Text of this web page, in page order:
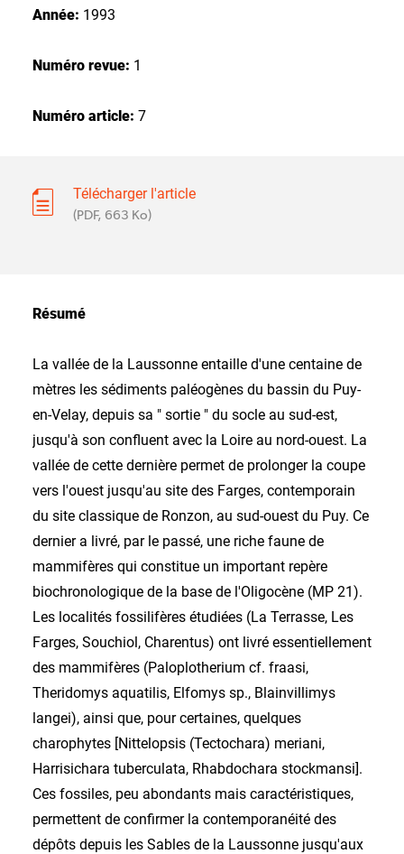
Année: 1993
Numéro revue: 1
Numéro article: 7
Télécharger l'article
(PDF, 663 Ko)
Résumé
La vallée de la Laussonne entaille d'une centaine de
mètres les sédiments paléogènes du bassin du Puy-
en-Velay, depuis sa " sortie " du socle au sud-est,
jusqu'à son confluent avec la Loire au nord-ouest. La
vallée de cette dernière permet de prolonger la coupe
vers l'ouest jusqu'au site des Farges, contemporain
du site classique de Ronzon, au sud-ouest du Puy. Ce
dernier a livré, par le passé, une riche faune de
mammifères qui constitue un important repère
biochronologique de la base de l'Oligocène (MP 21).
Les localités fossilifères étudiées (La Terrasse, Les
Farges, Souchiol, Charentus) ont livré essentiellement
des mammifères (Paloplotherium cf. fraasi,
Theridomys aquatilis, Elfomys sp., Blainvillimys
langei), ainsi que, pour certaines, quelques
charophytes [Nittelopsis (Tectochara) meriani,
Harrisichara tuberculata, Rhabdochara stockmansi].
Ces fossiles, peu abondants mais caractéristiques,
permettent de confirmer la contemporanéité des
dépôts depuis les Sables de la Laussonne jusqu'aux